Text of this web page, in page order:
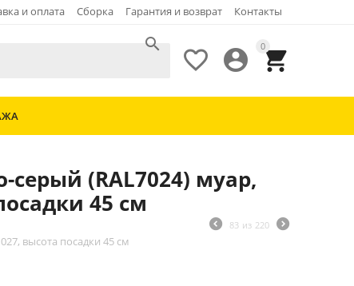
и оплата Сборка Гарантия и возврат Контакты
0



(RAL7024) муар,
45 см
высота посадки 45 см
83 из 220